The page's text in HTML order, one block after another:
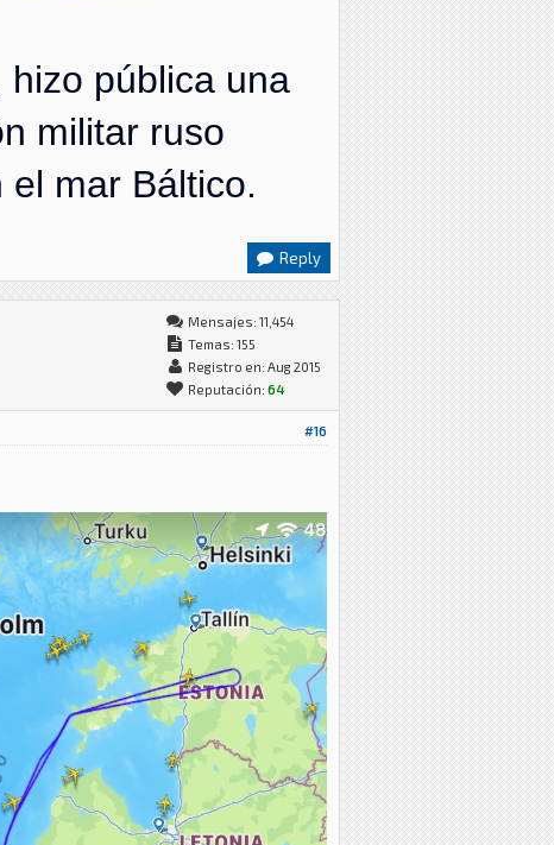
pública una
militar ruso
mar Báltico.
Reply
Mensajes: 11,454
Temas: 155
Registro en: Aug 2015
Reputación: 64
#16